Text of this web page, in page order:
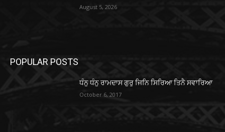
August 5, 2026
POPULAR POSTS
ਧੰਨੁ ਧੰਨੁ ਰਾਮਦਾਸ ਗੁਰੁ ਜਿਨਿ ਸਿਰਿਆ ਤਿਨੈ ਸਵਾਰਿਆ
October 6, 2017